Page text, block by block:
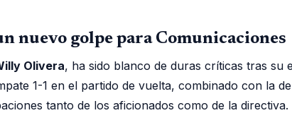
nuevo golpe para Comunicaciones
Olivera, ha sido blanco de duras críticas tras su
1-1 en el partido de vuelta, combinado con la
tanto de los aficionados como de la directiva.